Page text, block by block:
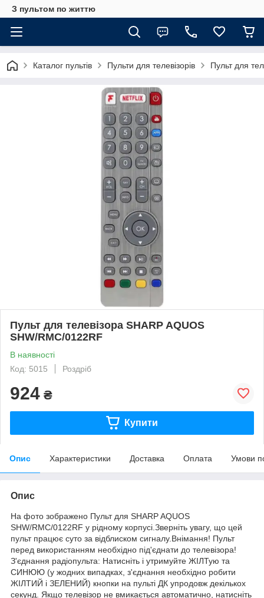
З пультом по життю
Каталог пультів Пульти для телевізорів Пульт для
Пульт для телевізора SHARP AQUOS
SHW/RMC/0122RF
В наявності
Код: 5015
Роздріб
924 ₴
Купити
Опис Характеристики Доставка Оплата Умови
Опис
На фото зображено Пульт для SHARP AQUOS
SHW/RMC/0122RF у рідному корпусі.Зверніть увагу, що цей
пульт працює суто за відблиском сигналу.Внімання! Пульт
перед використанням необхідно під'єднати до телевізора!
З'єднання радіопульта: Натисніть і утримуйте ЖІЛТую та
СИНЮЮ (у жодних випадках, з'єднання необхідно робити
ЖІЛТИЙ і ЗЕЛЕНИЙ) кнопки на пульті ДК упродовж декількох
секунд. Якщо телевізор не вмикається автоматично, натисніть